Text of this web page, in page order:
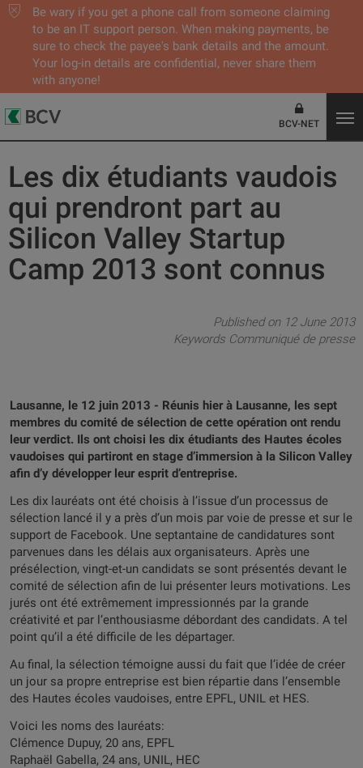
Be wary if you get a phone call from someone claiming
to be an IT support person. When making payments, be
sure to check the payee's bank details and the amount.
Your log-in details are confidential, never share them
with anyone!
BCV-NET
Les dix étudiants vaudois
qui prendront part au
Silicon Valley Startup
Camp 2013 sont connus
Published on 12 June 2013
Keywords Communiqué de presse
Lausanne, le 12 juin 2013 - Réunis hier à Lausanne, les sept
membres du comité de sélection de cette opération ont rendu
leur verdict. Ils ont choisi les dix étudiants des Hautes écoles
vaudoises qui partiront en stage d’immersion à la Silicon Valley
afin d’y développer leur esprit d’entreprise.
Les dix lauréats ont été choisis à l’issue d’un processus de
sélection lancé il y a près d’un mois par voie de presse et sur le
support de Facebook. Une septantaine de candidatures sont
parvenues dans les délais aux organisateurs. Après une
présélection, vingt-et-un candidats se sont présentés devant le
comité de sélection afin de lui présenter leurs motivations. Les
jurés ont été extrêmement impressionnés par la grande
créativité et par l’enthousiasme débordant des candidats. A tel
point qu’il a été difficile de les départager.
Au final, la sélection témoigne aussi du fait que l’idée de créer
un jour sa propre entreprise est bien répartie dans l’ensemble
des Hautes écoles vaudoises, entre EPFL, UNIL et HES.
Voici les noms des lauréats:
Clémence Dupuy, 20 ans, EPFL
Raphaël Gabella, 24 ans, UNIL, HEC